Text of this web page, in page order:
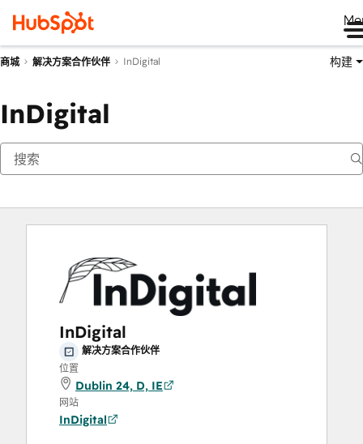
商城 解决方案合作伙伴 InDigital 构建
InDigital
InDigital
解决方案合作伙伴
位置
Dublin 24, D, IE
网站
InDigital